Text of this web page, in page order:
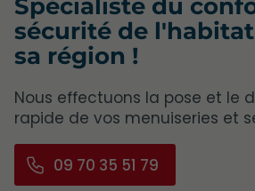
Spécialiste du
sécurité de
sa région !
Nous effectuons la pose et le
rapide de vos menuiseries et
09 70 35 51 79